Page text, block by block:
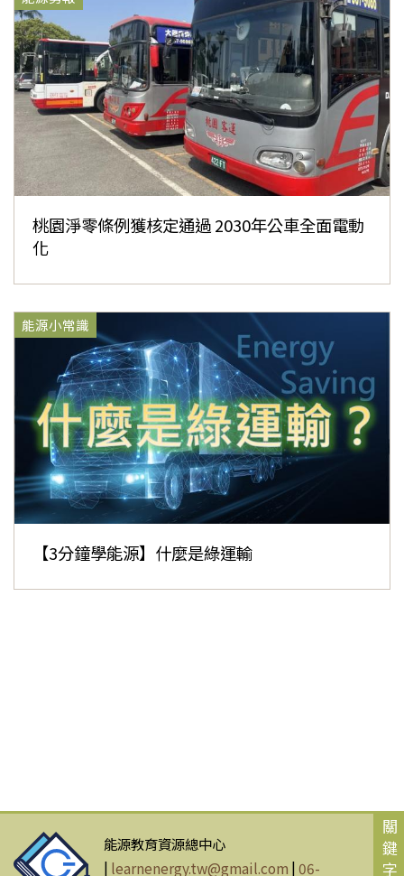
桃園淨零條例獲核定通過 2030年公車全面電動
化
能源小常識
【3分鐘學能源】什麼是綠運輸
關
鍵
字
能源教育資源總中心
| learnenergy.tw@gmail.com |06-